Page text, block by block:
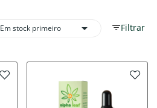
Filtrar
Em stock primeiro 